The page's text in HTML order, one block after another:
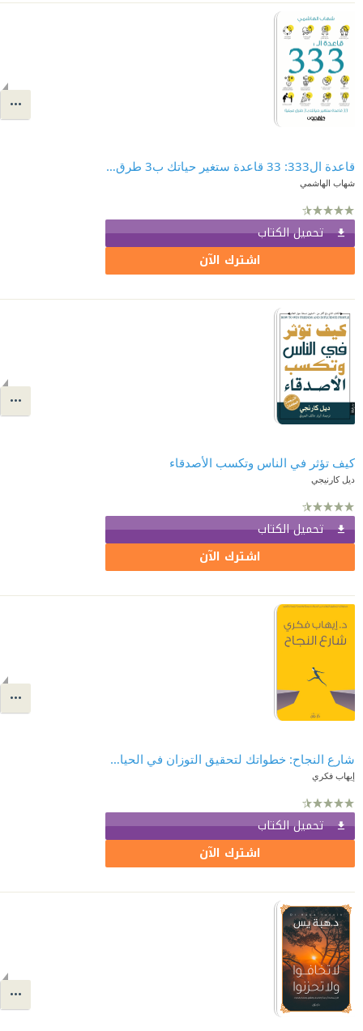
قاعدة ال333: 33 قاعدة ستغير حياتك ب3 طرق علمية
شهاب الهاشمي
تحميل الكتاب
اشترك الآن
كيف تؤثر في الناس وتكسب الأصدقاء
ديل كارنيجي
تحميل الكتاب
اشترك الآن
شارع النجاح: خطواتك لتحقيق التوزان في الحياة، خريطة واضحة للنجاح الأكيد
إيهاب فكري
تحميل الكتاب
اشترك الآن